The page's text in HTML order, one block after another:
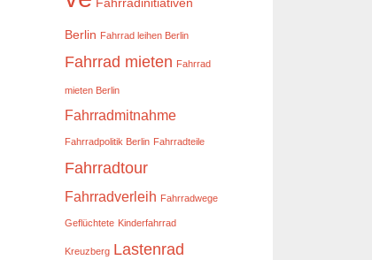
Fahrradinitiativen
Berlin Fahrrad leihen Berlin
Fahrrad mieten Fahrrad
mieten Berlin
Fahrradmitnahme
Fahrradpolitik Berlin Fahrradteile
Fahrradtour
Fahrradverleih Fahrradwege
Geflüchtete Kinderfahrrad
Kreuzberg Lastenrad